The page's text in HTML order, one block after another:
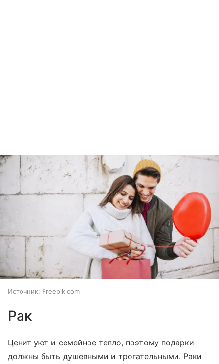
Источник: Freepik.com
Рак
Ценит уют и семейное тепло, поэтому подарки
должны быть душевными и трогательными. Раки